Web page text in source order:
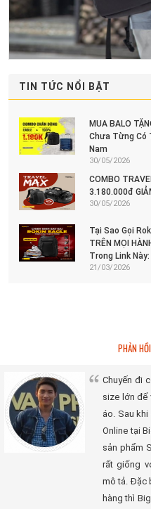
TIN TỨC NỔI BẬT
MUA BALO
Chưa Từng Có
Nam
30/05/2026
COMBO
3.180.000đ
30/05/2026
Tại Sao Gọi
TRÊN MỌI
Trong Link Này:
21/03/2026
PHẢN
Chuyến đi
size lớn để
áo. Sau
Online tại
sản phẩm
rất giống
mô tả. Đặc
hàng thì